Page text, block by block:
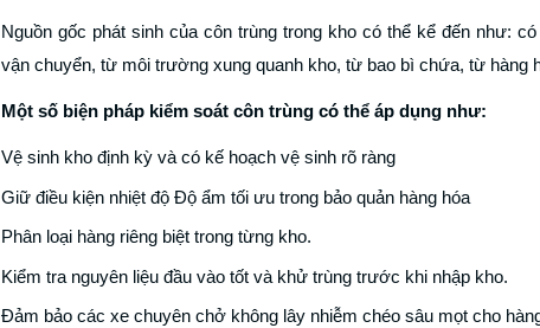
Nguồn gốc phát sinh của côn trùng trong kho có thể kể đến như:
vận chuyển, từ môi trường xung quanh kho, từ bao bì chứa, từ hàng
Một số biện pháp kiểm soát côn trùng có thể áp dụng như:
Vệ sinh kho định kỳ và có kế hoạch vệ sinh rõ ràng
Giữ điều kiện nhiệt độ Độ ẩm tối ưu trong bảo quản hàng hóa
Phân loại hàng riêng biệt trong từng kho.
Kiểm tra nguyên liệu đầu vào tốt và khử trùng trước khi nhập kho.
Đảm bảo các xe chuyên chở không lây nhiễm chéo sâu mọt cho